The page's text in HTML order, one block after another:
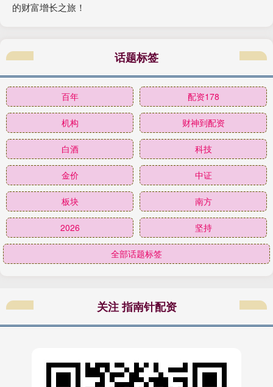
的财富增长之旅！
话题标签
百年 配资178
机构 财神到配资
白酒 科技
金价 中证
板块 南方
2026 坚持
全部话题标签
关注 指南针配资